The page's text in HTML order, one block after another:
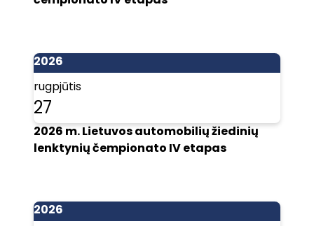
2026
rugpjūtis
27
2026 m. Lietuvos automobilių žiedinių
lenktynių čempionato IV etapas
2026